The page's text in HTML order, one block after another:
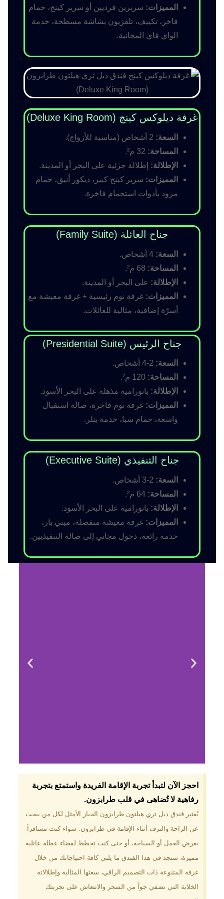
المميزات: سريرين فرديين أو سرير كينج، حمام
فاخر، تكييف، تلفزيون بشاشة مسطحة، خدمة
الواي فاي المجانية.
غرفة ديلوكس كينج (Deluxe King Room)
السعة:
المساحة:
الإطلالة: إطلالة جزئية على البحر أو المدينة.
المميزات: سرير كينج كبير، ديكور أنيق، حمام
مزود بأدوات استحمام فاخرة.
جناح العائلة (Family Suite)
السعة:
المساحة:
الإطلالة: على البحر أو المدينة.
المميزات: غرفة نوم رئيسية + غرفة معيشة مع
أسرّة إضافية، مثالية للعائلات.
جناح الرئيس (Presidential Suite)
السعة:
المساحة:
الإطلالة: بانورامية مذهلة على البحر الأسود.
المميزات: غرفة نوم فاخرة، صالة استقبال
واسعة، حمام سبا، خدمة بتلر.
جناح التنفيذي (Executive Suite)
السعة:
المساحة:
الإطلالة: بانورامية على البحر الأسود.
المميزات: غرفة معيشة منفصلة، ميني بار،
خدمة رائعة، دخول مجاني إلى صالة التنفيذيين.
لماذا تختار فندق دبل
تري هيلتون
طرابزون؟
موقع مميز في قلب طرابزون بالقرب
من أهم المعالم السياحية. إطلالات
الخضراء. مرافق متكاملة تشمل
مسبحًا داخليًا، سبا، صالة ألعاب
رياضية، ومطاعم عالمية.
احجز الآن لتبدأ تجربة الإقامة الفريدة واستمتع بتجربة
رفاهية لا تُضاهى في قلب طرابزون.​
يُعتبر فندق دبل تري هيلتون طرابزون الخيار الأمثل لكل من يبحث
عن الراحة والترف أثناء الإقامة في طرابزون. سواء كنت مسافراً
بغرض العمل أو السياحة، أو حتى كنت تخطط لقضاء عطلة عائلية
مميزة، ستجد في هذا الفندق ما يلبي كافة احتياجاتك من خلال
غرفه المتنوعة ذات التصميم الراقي، سعتها المثالية وإطلالاته
الخلابة التي تضفي جواً من السحر والانتعاش على تجربتك